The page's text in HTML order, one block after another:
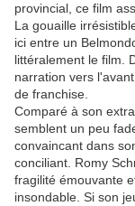
provincial, ce film
La gouaille
ici entre un
littéralement le film.
narration vers
de franchise.
Comparé à son
semblent un peu
convaincant dans
conciliant. Romy
fragilité émouvante
insondable. Si son